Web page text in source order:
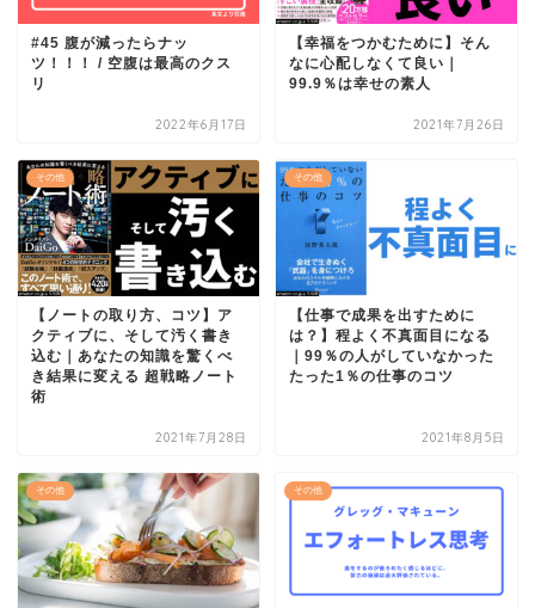
#45 腹が減ったらナッ
ツ！！！ / 空腹は最高のクス
リ
2022年6月17日
【幸福をつかむために】そん
なに心配しなくて良い｜
99.9％は幸せの素人
2021年7月26日
その他
【ノートの取り方、コツ】ア
クティブに、そして汚く書き
込む｜あなたの知識を驚くべ
き結果に変える 超戦略ノート
術
2021年7月28日
その他
【仕事で成果を出すために
は？】程よく不真面目になる
｜99％の人がしていなかった
たった1％の仕事のコツ
2021年8月5日
その他 その他